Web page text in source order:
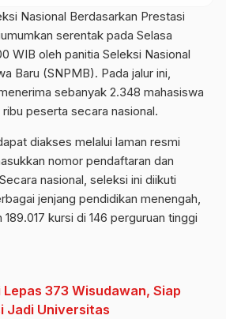
Nasional Berdasarkan Prestasi
serentak pada Selasa
WIB oleh panitia Seleksi Nasional
Baru (SNPMB). Pada jalur ini,
sebanyak 2.348 mahasiswa
peserta secara nasional.
diakses melalui laman resmi
nomor pendaftaran dan
nasional, seleksi ini diikuti
jenjang pendidikan menengah,
kursi di 146 perguruan tinggi
Lepas 373 Wisudawan, Siap
Jadi Universitas